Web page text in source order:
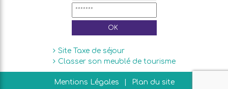
Site Taxe de séjour
Classer son meublé de tourisme
Mentions Légales Plan du site